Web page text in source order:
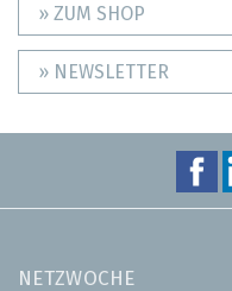
» ZUM SHOP
» NEWSLETTER
NETZWOCHE